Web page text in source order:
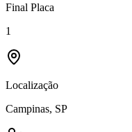
Final Placa
1
Localização
Campinas, SP